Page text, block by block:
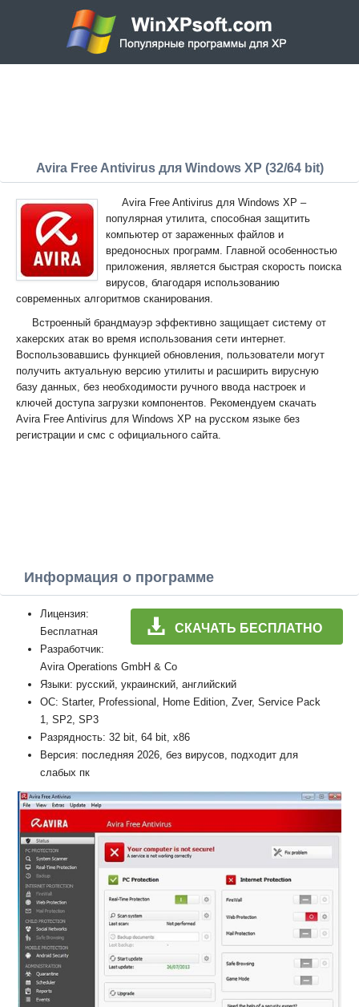
Avira Free Antivirus для Windows XP (32/64 bit)
Avira Free Antivirus для Windows XP –
популярная утилита, способная защитить
компьютер от зараженных файлов и
вредоносных программ. Главной особенностью
приложения, является быстрая скорость поиска
вирусов, благодаря использованию
современных алгоритмов сканирования.
Встроенный брандмауэр эффективно защищает систему от
хакерских атак во время использования сети интернет.
Воспользовавшись функцией обновления, пользователи могут
получить актуальную версию утилиты и расширить вирусную
базу данных, без необходимости ручного ввода настроек и
ключей доступа загрузки компонентов. Рекомендуем скачать
Avira Free Antivirus для Windows XP на русском языке без
регистрации и смс с официального сайта.
Информация о программе
СКАЧАТЬ БЕСПЛАТНО
Лицензия:
Бесплатная
Разработчик:
Avira Operations GmbH & Co
Языки: русский, украинский, английский
ОС: Starter, Professional, Home Edition, Zver, Service Pack
1, SP2, SP3
Разрядность: 32 bit, 64 bit, x86
Версия: последняя 2026, без вирусов, подходит для
слабых пк